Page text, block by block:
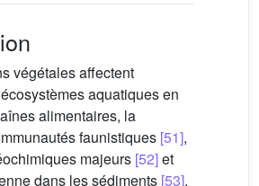
végétales affectent
aquatiques en
alimentaires, la
faunistiques [51],
majeurs [52]et
dans les sédiments [53].